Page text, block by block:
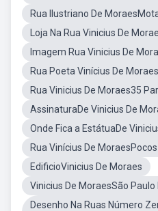
Rua Ilustriano De
Loja Na Rua Vinicius De
Imagem Rua Vinicius De
Rua Poeta Vinícius De
Rua Vinicius De Moraes35
AssinaturaDe Vinicius De
Onde Fica a EstátuaDe
Rua Vinícius De
EdificioVinicius De Moraes
Vinicius De MoraesSão Paulo
Desenho Na Ruas Número